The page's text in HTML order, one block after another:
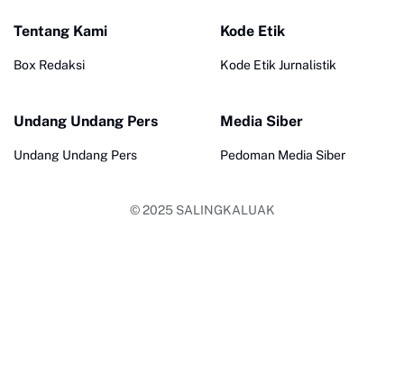
Tentang Kami
Box Redaksi
Kode Etik
Kode Etik Jurnalistik
Undang Undang Pers
Undang Undang Pers
Media Siber
Pedoman Media Siber
© 2025 SALINGKALUAK